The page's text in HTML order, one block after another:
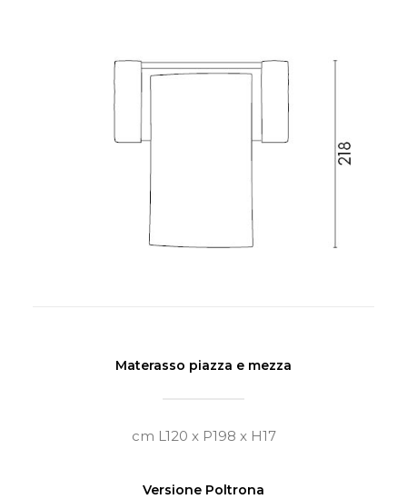
Materasso piazza e mezza
cm L120 x P198 x H17
Versione Poltrona